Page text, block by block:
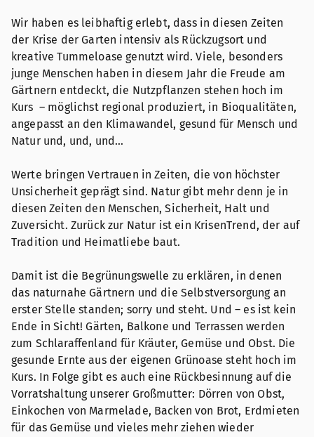
Wir haben es leibhaftig erlebt, dass in diesen Zeiten
der Krise der Garten intensiv als Rückzugsort und
kreative Tummeloase genutzt wird. Viele, besonders
junge Menschen haben in diesem Jahr die Freude am
Gärtnern entdeckt, die Nutzpflanzen stehen hoch im
Kurs – möglichst regional produziert, in Bioqualitäten,
angepasst an den Klimawandel, gesund für Mensch und
Natur und, und, und…
Werte bringen Vertrauen in Zeiten, die von höchster
Unsicherheit geprägt sind. Natur gibt mehr denn je in
diesen Zeiten den Menschen, Sicherheit, Halt und
Zuversicht. Zurück zur Natur ist ein KrisenTrend, der auf
Tradition und Heimatliebe baut.
Damit ist die Begrünungswelle zu erklären, in denen
das naturnahe Gärtnern und die Selbstversorgung an
erster Stelle standen; sorry und steht. Und – es ist kein
Ende in Sicht! Gärten, Balkone und Terrassen werden
zum Schlaraffenland für Kräuter, Gemüse und Obst. Die
gesunde Ernte aus der eigenen Grünoase steht hoch im
Kurs. In Folge gibt es auch eine Rückbesinnung auf die
Vorratshaltung unserer Großmutter: Dörren von Obst,
Einkochen von Marmelade, Backen von Brot, Erdmieten
für das Gemüse und vieles mehr ziehen wieder